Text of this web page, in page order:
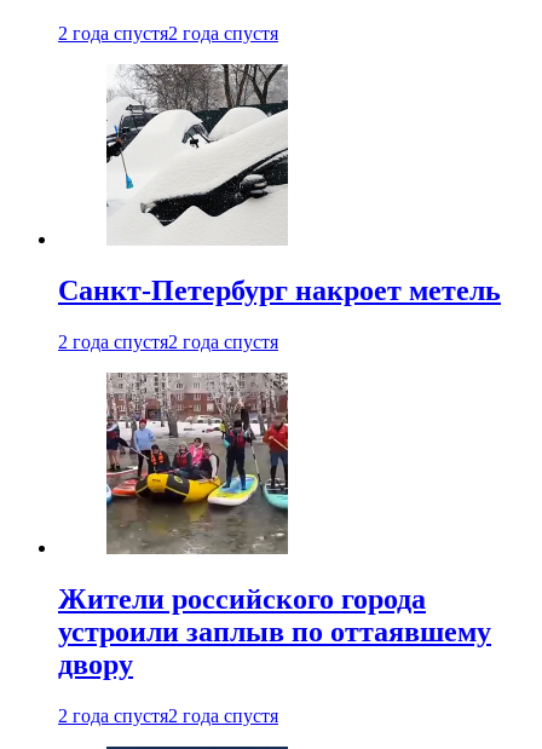
2 года спустя2 года спустя
Санкт-Петербург накроет метель
2 года спустя2 года спустя
Жители российского города
устроили заплыв по оттаявшему
двору
2 года спустя2 года спустя